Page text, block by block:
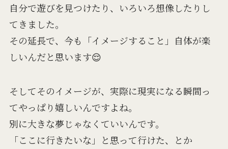
自分で遊びを見つけたり、いろいろ想像したりし
てきました。
その延長で、今も「イメージすること」自体が楽
しいんだと思います😌
そしてそのイメージが、実際に現実になる瞬間っ
てやっぱり嬉しいんですよね。
別に大きな夢じゃなくていいんです。
「ここに行きたいな」と思って行けた、とか